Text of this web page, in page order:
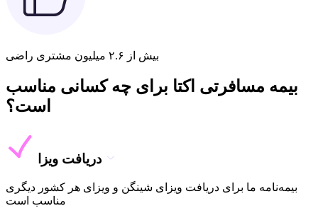
بیش از ۲.۶ میلیون مشتری راضی
بیمه مسافرتی اکتا برای چه کسانی مناسب
است؟
دریافت ویزا
بیمه‌نامه ما برای دریافت ویزای شینگن و ویزای هر کشور دیگری
مناسب است